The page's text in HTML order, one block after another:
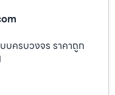
บครบวงจร ราคาถูก